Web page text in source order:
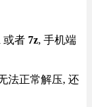
或者 7z, 手机端
法正常解压, 还